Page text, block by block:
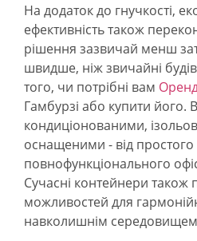
На додаток до гнучкості,
ефективність також
рішення зазвичай менш
швидше, ніж звичайні
того, чи потрібні вам
Гамбурзі або купити його.
кондиціонованими,
оснащеними - від простого
повнофункціонального
Сучасні контейнери також
можливостей для
навколишнім